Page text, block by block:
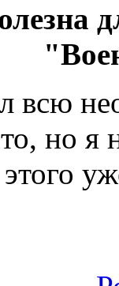
всю
но я